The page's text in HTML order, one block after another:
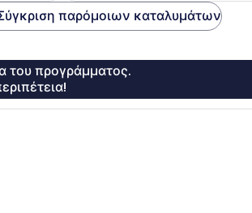
παρόμοιων καταλυμάτων
του προγράμματος.